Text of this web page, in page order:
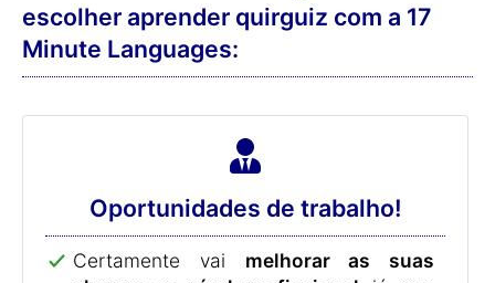
escolher aprender quirguiz com a 17
Minute Languages:
Oportunidades de trabalho!
Certamente vai melhorar as suas